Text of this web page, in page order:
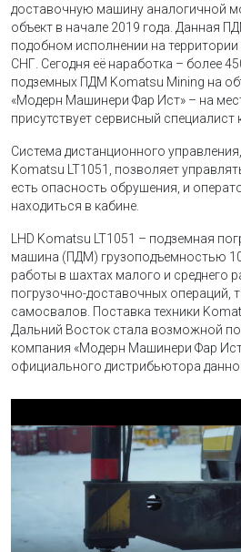
доставочную машину аналогичной
объект в начале 2019 года. Данная
подобном исполнении на территории
СНГ. Сегодня её наработка – более
подземных ПДМ Komatsu Mining на
«Модерн Машинери Фар Ист» – на
присутствует сервисный специалист
Система дистанционного
Komatsu LT1051, позволяет
есть опасность обрушения, и
находиться в кабине.
LHD Komatsu LT1051 – подземная
машина (ПДМ) грузоподъемностью
работы в шахтах малого и среднего
погрузочно-доставочных операций,
самосвалов. Поставка техники
Дальний Восток стала возможной
компания «Модерн Машинери Фар
официального дистрибьютора